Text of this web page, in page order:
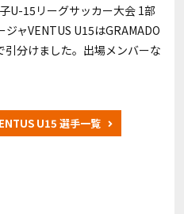
U-15リーグサッカー大会 1部
ジャVENTUS U15はGRAMADO
引分けました。出場メンバーな
U15 選手一覧